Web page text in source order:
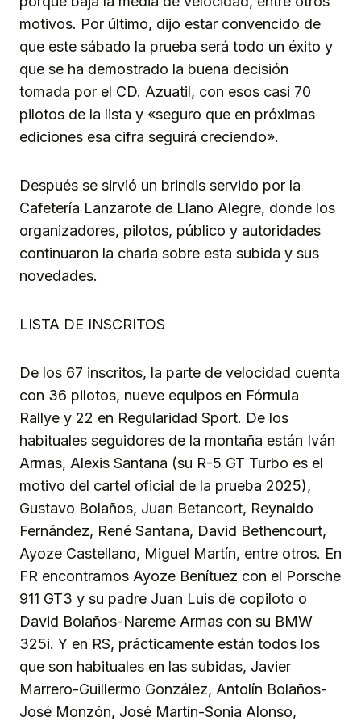
motivos. Por último, dijo estar convencido de
que este sábado la prueba será todo un éxito y
que se ha demostrado la buena decisión
tomada por el CD. Azuatil, con esos casi 70
pilotos de la lista y «seguro que en próximas
ediciones esa cifra seguirá creciendo».
Después se sirvió un brindis servido por la
Cafetería Lanzarote de Llano Alegre, donde los
organizadores, pilotos, público y autoridades
continuaron la charla sobre esta subida y sus
novedades.
LISTA DE INSCRITOS
De los 67 inscritos, la parte de velocidad cuenta
con 36 pilotos, nueve equipos en Fórmula
Rallye y 22 en Regularidad Sport. De los
habituales seguidores de la montaña están Iván
Armas, Alexis Santana (su R-5 GT Turbo es el
motivo del cartel oficial de la prueba 2025),
Gustavo Bolaños, Juan Betancort, Reynaldo
Fernández, René Santana, David Bethencourt,
Ayoze Castellano, Miguel Martín, entre otros. En
FR encontramos Ayoze Benítuez con el Porsche
911 GT3 y su padre Juan Luis de copiloto o
David Bolaños-Nareme Armas con su BMW
325i. Y en RS, prácticamente están todos los
que son habituales en las subidas, Javier
Marrero-Guillermo González, Antolín Bolaños-
José Monzón, José Martín-Sonia Alonso,